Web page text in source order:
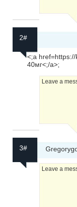
2#
<;a
40мг<;/a>;
Leave a
3#
Leave a